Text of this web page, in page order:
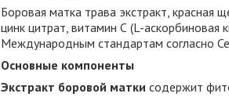
Боровая матка трава экстракт, красная
цинк цитрат, витамин С (L-аскорбиновая
Международным стандартам согласно
Основные компоненты
Экстракт боровой матки содержит